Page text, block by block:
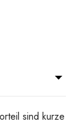
sind kurze